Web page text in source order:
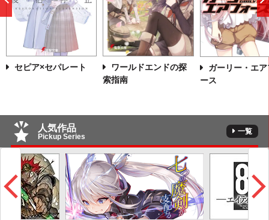
セピア×セパレート
ワールドエンドの探
索指南
ガーリー・エア
ース
前
人気作品
Pickup Series
一覧